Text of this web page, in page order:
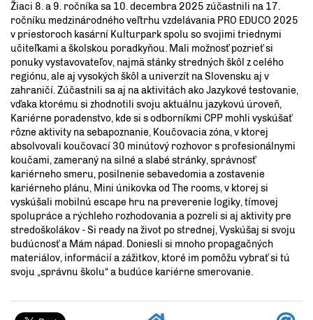
Žiaci 8. a 9. ročníka sa 10. decembra 2025 zúčastnili na 17.
ročníku medzinárodného veľtrhu vzdelávania PRO EDUCO 2025
v priestoroch kasární Kulturpark spolu so svojimi triednymi
učiteľkami a školskou poradkyňou. Mali možnosť pozrieť si
ponuky vystavovateľov, najmä stánky stredných škôl z celého
regiónu, ale aj vysokých škôl a univerzít na Slovensku aj v
zahraničí. Zúčastnili sa aj na aktivitách ako Jazykové testovanie,
vďaka ktorému si zhodnotili svoju aktuálnu jazykovú úroveň,
Kariérne poradenstvo, kde si s odborníkmi CPP mohli vyskúšať
rôzne aktivity na sebapoznanie, Koučovacia zóna, v ktorej
absolvovali koučovací 30 minútový rozhovor s profesionálnymi
koučami, zameraný na silné a slabé stránky, správnosť
kariérneho smeru, posilnenie sebavedomia a zostavenie
kariérneho plánu, Mini únikovka od The rooms, v ktorej si
vyskúšali mobilnú escape hru na preverenie logiky, tímovej
spolupráce a rýchleho rozhodovania a pozreli si aj aktivity pre
stredoškolákov - Si ready na život po strednej, Vyskúšaj si svoju
budúcnosť a Mám nápad. Doniesli si mnoho propagačných
materiálov, informácií a zážitkov, ktoré im pomôžu vybrať si tú
svoju „správnu školu“ a budúce kariérne smerovanie.